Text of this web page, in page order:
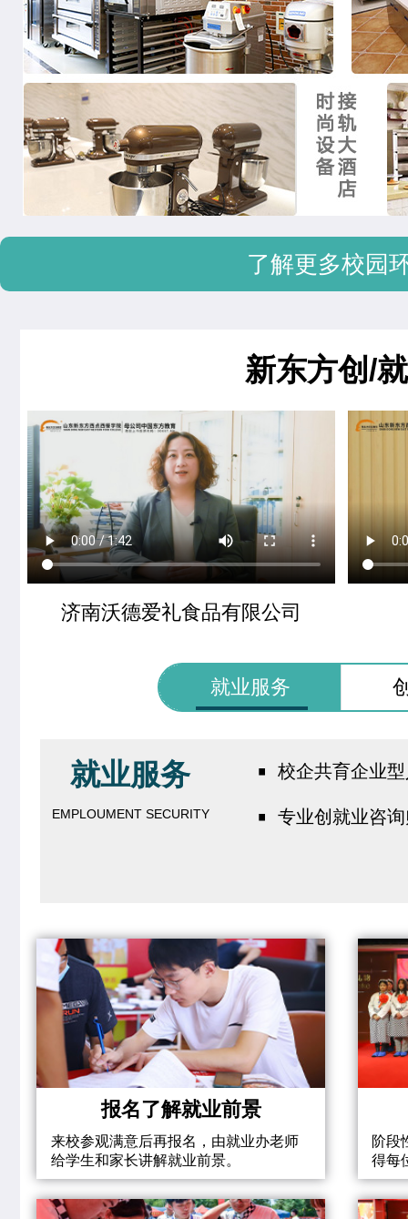
了解更多校园
新东方创/
济南沃德爱礼食品有限公司
就业服务
就业服务
EMPLOUMENT SECURITY
· 校企共育企业
· 专业创就业咨
报名了解就业前景
来校参观满意后再报名，由就业办老师
给学生和家长讲解就业前景。
阶段
得每